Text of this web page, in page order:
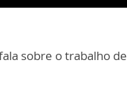
sobre o trabalho de